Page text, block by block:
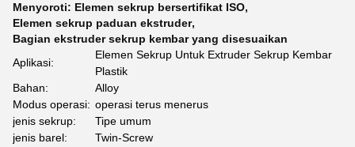
Menyoroti: Elemen sekrup bersertifikat ISO,
Elemen sekrup paduan ekstruder,
Bagian ekstruder sekrup kembar yang disesuaikan
Aplikasi:
Elemen Sekrup Untuk Extruder Sekrup Kembar
Plastik
Bahan:
Alloy
Modus operasi: operasi terus menerus
jenis sekrup:
Tipe umum
jenis barel:
Twin-Screw